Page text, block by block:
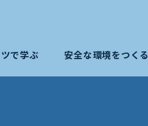
で学ぶ 安全な環境をつくる